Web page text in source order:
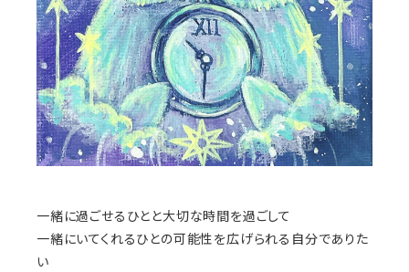
一緒に過ごせるひとと大切な時間を過ごして
一緒にいてくれるひとの可能性を広げられる自分でありた
い